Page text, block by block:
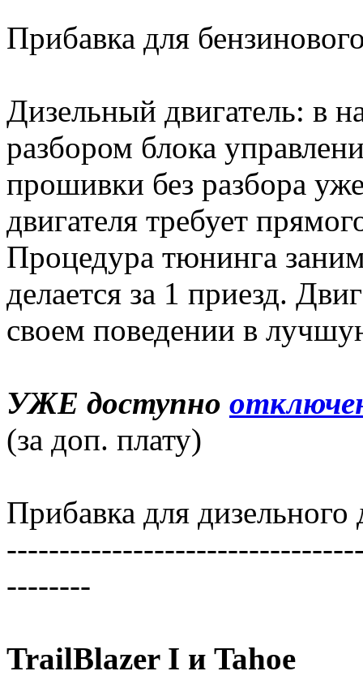
Прибавка для
Дизельный двигатель: в
разбором блока
прошивки без разбора
двигателя требует
Процедура тюнинга
делается за 1 приезд.
своем поведении в
УЖЕ доступно
(за доп. плату)
Прибавка для дизельного
--------
TrailBlazer I и Tahoe